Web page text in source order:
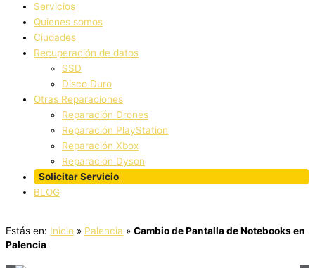
Servicios
Quienes somos
Ciudades
Recuperación de datos
SSD
Disco Duro
Otras Reparaciones
Reparación Drones
Reparación PlayStation
Reparación Xbox
Reparación Dyson
Solicitar Servicio
BLOG
Estás en: Inicio » Palencia » Cambio de Pantalla de Notebooks en
Palencia